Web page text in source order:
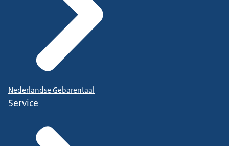
Nederlandse Gebarentaal
Service